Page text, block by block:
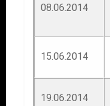
08.06.2014
15.06.2014
19.06.2014